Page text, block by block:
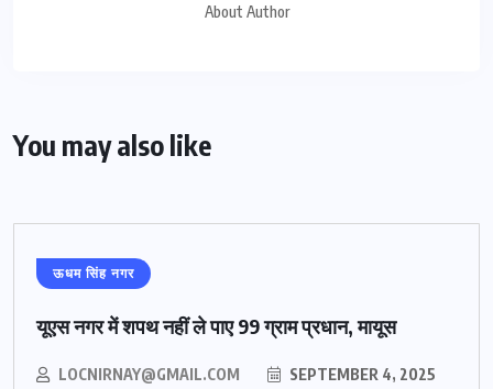
About Author
You may also like
ऊधम सिंह नगर
यूएस नगर में शपथ नहीं ले पाए 99 ग्राम प्रधान, मायूस
LOCNIRNAY@GMAIL.COM SEPTEMBER 4, 2025